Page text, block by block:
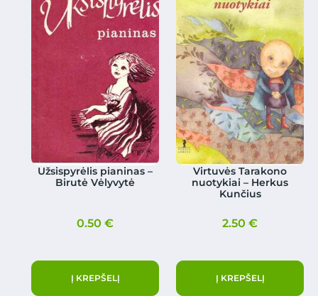
Užsispyrėlis pianinas –
Birutė Vėlyvytė
0.50€
Į KREPŠELĮ
Virtuvės Tarakono
nuotykiai – Herkus
Kunčius
2.50€
Į KREPŠELĮ